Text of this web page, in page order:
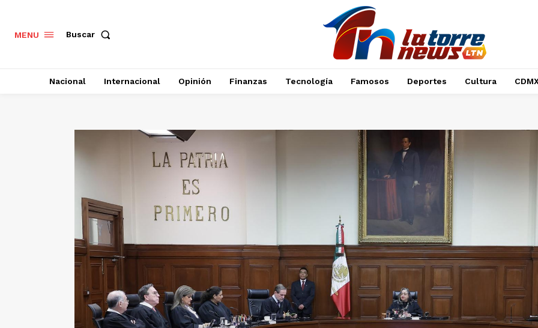
MENU Buscar
Nacional Internacional Opinión Finanzas Tecnología Famosos Deportes Cultura